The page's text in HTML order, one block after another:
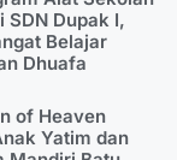
SDN Dupak I,
Belajar
Dhuafa
of Heaven
Yatim dan